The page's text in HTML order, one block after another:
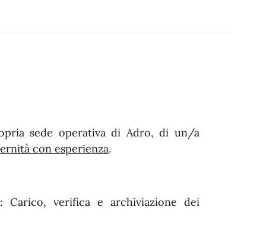
sede operativa di Adro, di un/a
con esperienza.
Carico, verifica e archiviazione dei